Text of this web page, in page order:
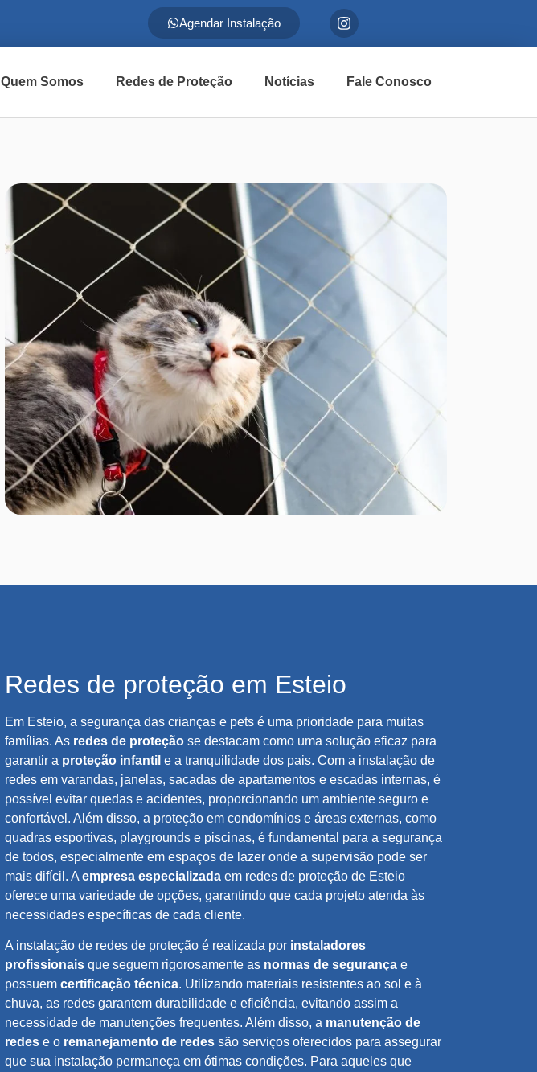
Agendar Instalação
Quem Somos Redes de Proteção Notícias Fale Conosco
Redes de proteção em Esteio
Em Esteio, a segurança das crianças e pets é uma prioridade para muitas
famílias. As redes de proteção se destacam como uma solução eficaz para
garantir a proteção infantil e a tranquilidade dos pais. Com a instalação de
redes em varandas, janelas, sacadas de apartamentos e escadas internas, é
possível evitar quedas e acidentes, proporcionando um ambiente seguro e
confortável. Além disso, a proteção em condomínios e áreas externas, como
quadras esportivas, playgrounds e piscinas, é fundamental para a segurança
de todos, especialmente em espaços de lazer onde a supervisão pode ser
mais difícil. A empresa especializada em redes de proteção de Esteio
oferece uma variedade de opções, garantindo que cada projeto atenda às
necessidades específicas de cada cliente.
A instalação de redes de proteção é realizada por instaladores
profissionais que seguem rigorosamente as normas de segurança e
possuem certificação técnica. Utilizando materiais resistentes ao sol e à
chuva, as redes garantem durabilidade e eficiência, evitando assim a
necessidade de manutenções frequentes. Além disso, a manutenção de
redes e o remanejamento de redes são serviços oferecidos para assegurar
que sua instalação permaneça em ótimas condições. Para aqueles que